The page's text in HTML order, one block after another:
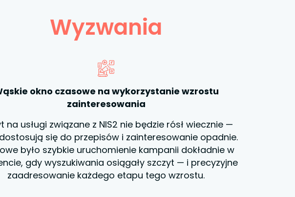
Wyzwania
okno czasowe na wykorzystanie wzrostu
zainteresowania
na usługi związane z NIS2 nie będzie rósł wiecznie —
się do przepisów i zainteresowanie opadnie.
było szybkie uruchomienie kampanii dokładnie w
gdy wyszukiwania osiągały szczyt — i precyzyjne
zaadresowanie każdego etapu tego wzrostu.